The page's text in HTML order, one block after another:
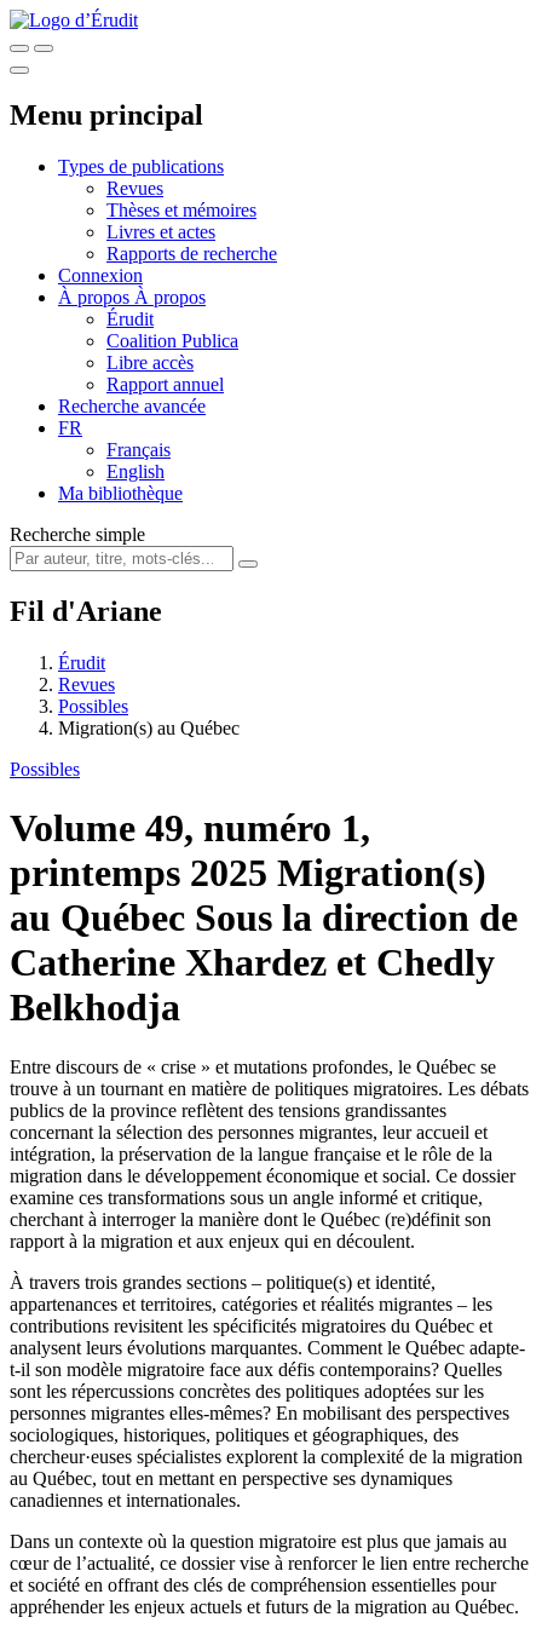
Menu principal
Types de publications
Revues
Thèses et mémoires
Livres et actes
Rapports de recherche
Connexion
À propos À propos
Érudit
Coalition Publica
Libre accès
Rapport annuel
Recherche avancée
FR
Français
English
Ma bibliothèque
Recherche simple
Fil d'Ariane
Érudit
Revues
Possibles
Migration(s) au Québec
Possibles
Volume 49, numéro 1,
printemps 2025 Migration(s)
au Québec Sous la direction de
Catherine Xhardez et Chedly
Belkhodja
Entre discours de « crise » et mutations profondes, le Québec se
trouve à un tournant en matière de politiques migratoires. Les débats
publics de la province reflètent des tensions grandissantes
concernant la sélection des personnes migrantes, leur accueil et
intégration, la préservation de la langue française et le rôle de la
migration dans le développement économique et social. Ce dossier
examine ces transformations sous un angle informé et critique,
cherchant à interroger la manière dont le Québec (re)définit son
rapport à la migration et aux enjeux qui en découlent.
À travers trois grandes sections – politique(s) et identité,
appartenances et territoires, catégories et réalités migrantes – les
contributions revisitent les spécificités migratoires du Québec et
analysent leurs évolutions marquantes. Comment le Québec adapte-
t-il son modèle migratoire face aux défis contemporains? Quelles
sont les répercussions concrètes des politiques adoptées sur les
personnes migrantes elles-mêmes? En mobilisant des perspectives
sociologiques, historiques, politiques et géographiques, des
chercheur·euses spécialistes explorent la complexité de la migration
au Québec, tout en mettant en perspective ses dynamiques
canadiennes et internationales.
Dans un contexte où la question migratoire est plus que jamais au
cœur de l’actualité, ce dossier vise à renforcer le lien entre recherche
et société en offrant des clés de compréhension essentielles pour
appréhender les enjeux actuels et futurs de la migration au Québec.